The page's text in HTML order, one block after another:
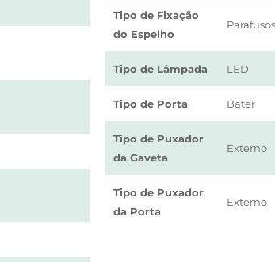
Tipo de Fixação
do Espelho
Parafusos
Tipo de Lâmpada LED
Tipo de Porta Bater
Tipo de Puxador
da Gaveta
Externo
Tipo de Puxador
da Porta
Externo